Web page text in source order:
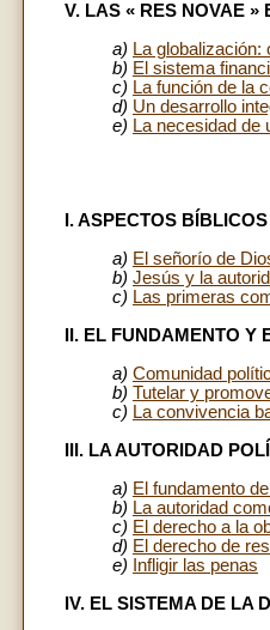
V. LAS « RES NOVAE »
a) La globalización:
b) El sistema
c) La función de la
d) Un desarrollo
e) La necesidad de
I. ASPECTOS BÍBLICOS
a) El señorío de
b) Jesús y la
c) Las primeras
II. EL FUNDAMENTO
a) Comunidad
b) Tutelar y
c) La convivencia
III. LA AUTORIDAD
a) El fundamento
b) La autoridad
c) El derecho a la
d) El derecho de
e)
Infligir las penas
IV. EL SISTEMA DE LA